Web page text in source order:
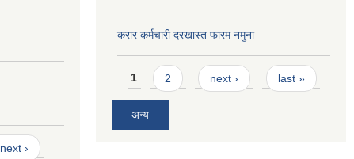
next ›
करार कर्मचारी दरखास्त फारम नमुना
Pages
1 2 next › last »
अन्य